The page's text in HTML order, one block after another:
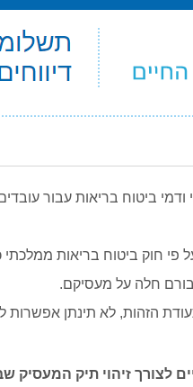
ביטוח בריאות עבור
פי חוק ביטוח בריאות ממלכתי
חלה על מעסיקם.
הזהות, לא תינתן אפשרות
לצורך זיהוי תיק המעסיק